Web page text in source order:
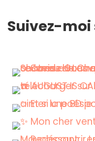
Suivez-